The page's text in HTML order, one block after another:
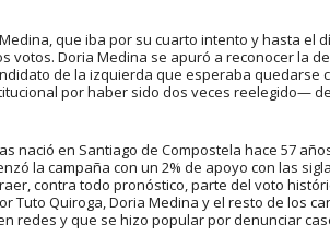
que iba por su cuarto intento y hasta el
votos. Doria Medina se apuró a reconocer la
de la izquierda que esperaba quedarse
por haber sido dos veces reelegido—
nació en Santiago de Compostela hace 57
la campaña con un 2% de apoyo con las
contra todo pronóstico, parte del voto
Quiroga, Doria Medina y el resto de los
redes y que se hizo popular por denunciar